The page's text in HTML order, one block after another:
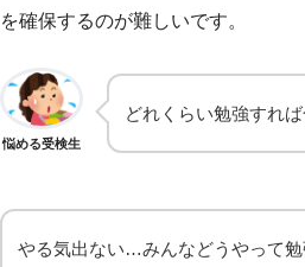
を確保するのが難しいです。
悩める受検生
どれくらい勉強すれ
やる気出ない…みんなどうやって勉